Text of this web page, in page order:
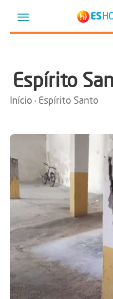
Espírito
Início Espírito Santo